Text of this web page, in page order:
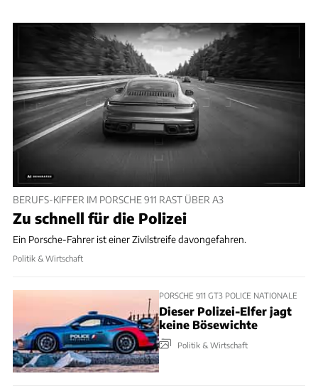
BERUFS-KIFFER IM PORSCHE 911 RAST ÜBER A3
Zu schnell für die Polizei
Ein Porsche-Fahrer ist einer Zivilstreife davongefahren.
Politik & Wirtschaft
PORSCHE 911 GT3 POLICE NATIONALE
Dieser Polizei-Elfer jagt
keine Bösewichte
Politik & Wirtschaft